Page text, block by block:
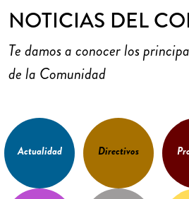
NOTICIAS DEL
Te damos a conocer los
de la Comunidad
Actualidad Directivos